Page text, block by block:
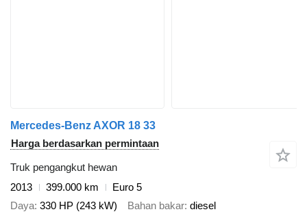
Mercedes-Benz AXOR 18 33
Harga berdasarkan permintaan
Truk pengangkut hewan
2013
399.000 km
Euro 5
Daya 330 HP (243 kW) Bahan bakar diesel